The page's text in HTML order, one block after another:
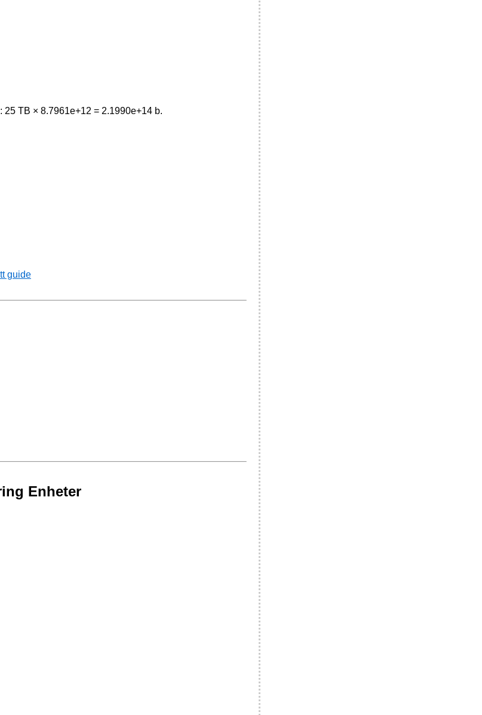
TB × 8.7961e+12 = 2.1990e+14 b.
guide
Enheter